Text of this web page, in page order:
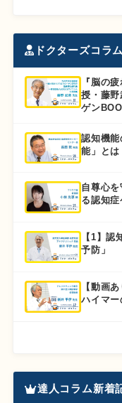
ドクターズコラ
『脳の
授・藤
ゲン
認知機
能」とは
自尊心
る認知症
【1】
予防」
【動画
ハイマ
達人コラム新着